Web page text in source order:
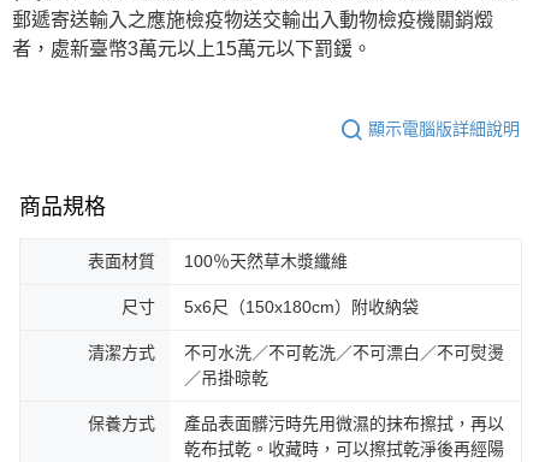
郵遞寄送輸入之應施檢疫物送交輸出入動物檢疫機關銷燬
者，處新臺幣3萬元以上15萬元以下罰鍰。
顯示電腦版詳細說明
商品規格
表面材質 100％天然草木漿纖維
尺寸 5x6尺（150x180cm）附收納袋
清潔方式
不可水洗／不可乾洗／不可漂白／不可熨燙
／吊掛晾乾
保養方式
產品表面髒污時先用微濕的抹布擦拭，再以
乾布拭乾。收藏時，可以擦拭乾淨後再經陽